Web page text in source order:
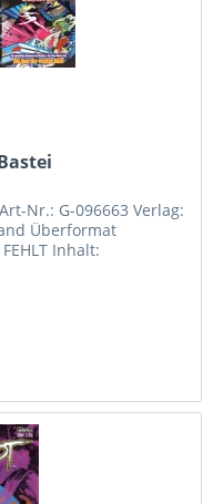
Nr.: G-096663 Verlag:
Überformat
Inhalt: